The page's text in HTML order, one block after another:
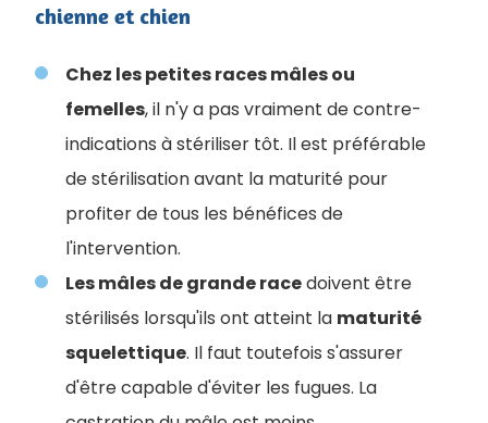
chienne et chien
Chez les petites races mâles ou
femelles, il n'y a pas vraiment de contre-
indications à stériliser tôt. Il est préférable
de stérilisation avant la maturité pour
profiter de tous les bénéfices de
l'intervention.
Les mâles de grande racedoivent être
stérilisés lorsqu'ils ont atteint la maturité
squelettique. Il faut toutefois s'assurer
d'être capable d'éviter les fugues. La